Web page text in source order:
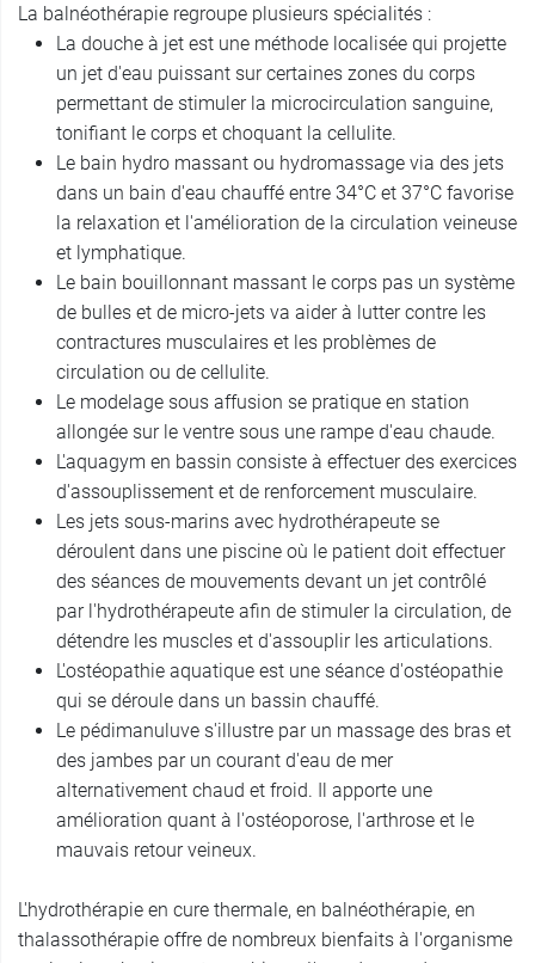
La balnéothérapie regroupe plusieurs spécialités :
La douche à jet est une méthode localisée qui projette
un jet d'eau puissant sur certaines zones du corps
permettant de stimuler la microcirculation sanguine,
tonifiant le corps et choquant la cellulite.
Le bain hydro massant ou hydromassage via des jets
dans un bain d'eau chauffé entre 34°C et 37°C favorise
la relaxation et l'amélioration de la circulation veineuse
et lymphatique.
Le bain bouillonnant massant le corps pas un système
de bulles et de micro-jets va aider à lutter contre les
contractures musculaires et les problèmes de
circulation ou de cellulite.
Le modelage sous affusion se pratique en station
allongée sur le ventre sous une rampe d'eau chaude.
L'aquagym en bassin consiste à effectuer des exercices
d'assouplissement et de renforcement musculaire.
Les jets sous-marins avec hydrothérapeute se
déroulent dans une piscine où le patient doit effectuer
des séances de mouvements devant un jet contrôlé
par l'hydrothérapeute afin de stimuler la circulation, de
détendre les muscles et d'assouplir les articulations.
L'ostéopathie aquatique est une séance d'ostéopathie
qui se déroule dans un bassin chauffé.
Le pédimanuluve s'illustre par un massage des bras et
des jambes par un courant d'eau de mer
alternativement chaud et froid. Il apporte une
amélioration quant à l'ostéoporose, l'arthrose et le
mauvais retour veineux.
L'hydrothérapie en cure thermale, en balnéothérapie, en
thalassothérapie offre de nombreux bienfaits à l'organisme